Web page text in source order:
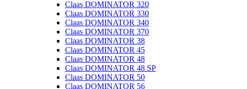
Claas DOMINATOR 320
Claas DOMINATOR 330
Claas DOMINATOR 340
Claas DOMINATOR 370
Claas DOMINATOR 38
Claas DOMINATOR 45
Claas DOMINATOR 48
Claas DOMINATOR 48 SP
Claas DOMINATOR 50
Claas DOMINATOR 56